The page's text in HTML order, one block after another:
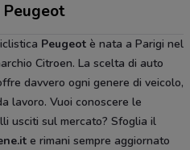
Peugeot è nata a Parigi nel
Citroen. La scelta di auto
davvero ogni genere di veicolo,
lavoro. Vuoi conoscere le
usciti sul mercato? Sfoglia il
e rimani sempre aggiornato